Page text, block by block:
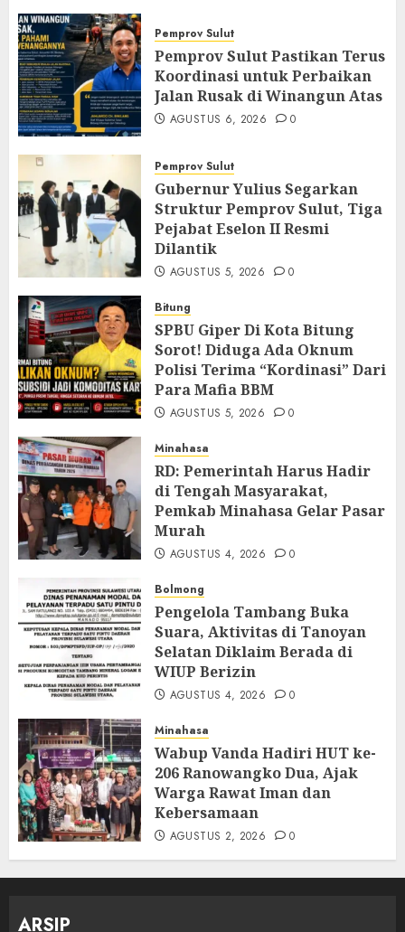
Pemprov Sulut
Pemprov Sulut Pastikan Terus
Koordinasi untuk Perbaikan
Jalan Rusak di Winangun Atas
AGUSTUS 6, 2026 0
Pemprov Sulut
Gubernur Yulius Segarkan
Struktur Pemprov Sulut, Tiga
Pejabat Eselon II Resmi
Dilantik
AGUSTUS 5, 2026 0
Bitung
SPBU Giper Di Kota Bitung
Sorot! Diduga Ada Oknum
Polisi Terima “Kordinasi” Dari
Para Mafia BBM
AGUSTUS 5, 2026 0
Minahasa
RD: Pemerintah Harus Hadir
di Tengah Masyarakat,
Pemkab Minahasa Gelar Pasar
Murah
AGUSTUS 4, 2026 0
Bolmong
Pengelola Tambang Buka
Suara, Aktivitas di Tanoyan
Selatan Diklaim Berada di
WIUP Berizin
AGUSTUS 4, 2026 0
Minahasa
Wabup Vanda Hadiri HUT ke-
206 Ranowangko Dua, Ajak
Warga Rawat Iman dan
Kebersamaan
AGUSTUS 2, 2026 0
ARSIP